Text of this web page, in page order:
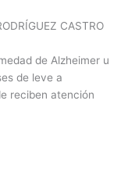
CASTRO
de Alzheimer u
de leve a
reciben atención